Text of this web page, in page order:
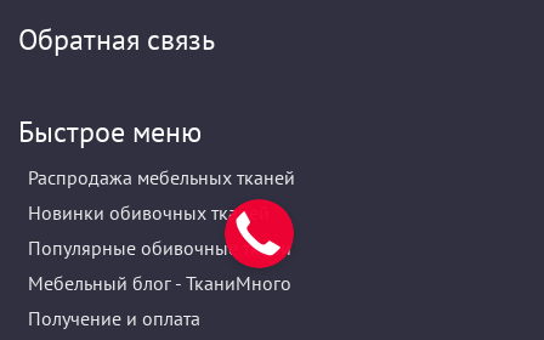
Обратная связь
Быстрое меню
Распродажа мебельных тканей
Новинки обивочных тканей
Популярные обивочные ткани
Мебельный блог - ТканиМного
Получение и оплата